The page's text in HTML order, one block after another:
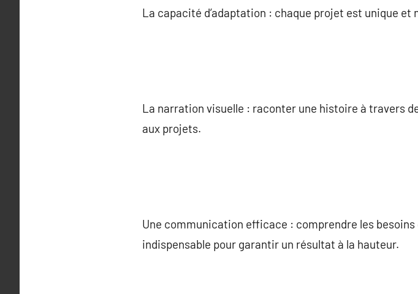
La capacité d’adaptation : chaque projet est unique
La narration visuelle : raconter une histoire à travers
aux projets.
Une communication efficace : comprendre les
indispensable pour garantir un résultat à la hauteur.